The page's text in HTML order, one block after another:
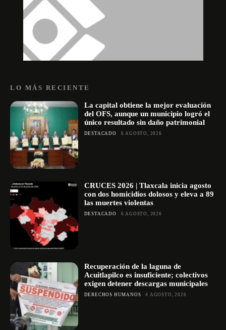
LO MÁS RECIENTE
La capital obtiene la mejor evaluación
del OFS, aunque un municipio logró el
único resultado sin daño patrimonial
DESTACADO 6 AGOSTO, 2026
CRUCES 2026 | Tlaxcala inicia agosto
con dos homicidios dolosos y eleva a 89
las muertes violentas
DESTACADO 6 AGOSTO, 2026
Recuperación de la laguna de
Acuitlapilco es insuficiente; colectivos
exigen detener descargas municipales
DERECHOS HUMANOS 4 AGOSTO, 2026